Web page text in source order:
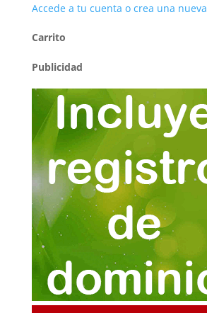
Accede a tu cuenta o crea una nueva
Carrito
Publicidad